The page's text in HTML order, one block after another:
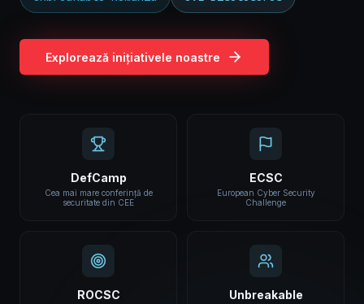
Explorează inițiativele noastre
DefCamp
Cea mai mare conferință de
securitate din CEE
ECSC
European Cyber Security
Challenge
ROCSC Unbreakable